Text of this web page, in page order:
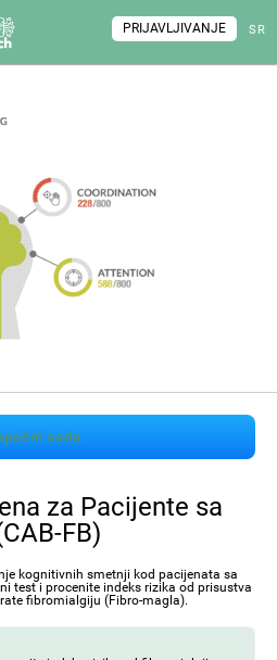
SR
PRIJAVLJIVANJE
sada
za Pacijente sa
FB)
kognitivnih smetnji kod pacijenata sa
test i procenite indeks rizika od prisustva
fibromialgiju (Fibro-magla).